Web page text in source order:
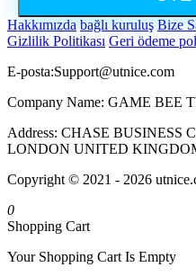
Hakkımızda bağlı kuruluş Bize
Gizlilik Politikası Geri ödeme
E-posta:Support@utnice.com
Company Name: GAME BEE
Address: CHASE BUSINESS
LONDON UNITED
Copyright © 2021 - 2026
0
Shopping Cart
Your Shopping Cart Is Empty